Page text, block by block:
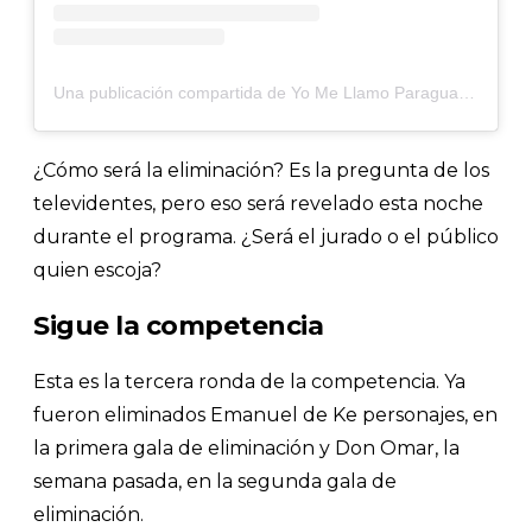
¿Cómo será la eliminación? Es la pregunta de los
televidentes, pero eso será revelado esta noche
durante el programa. ¿Será el jurado o el público
quien escoja?
Sigue la competencia
Esta es la tercera ronda de la competencia. Ya
fueron eliminados Emanuel de Ke personajes, en
la primera gala de eliminación y Don Omar, la
semana pasada, en la segunda gala de
eliminación.